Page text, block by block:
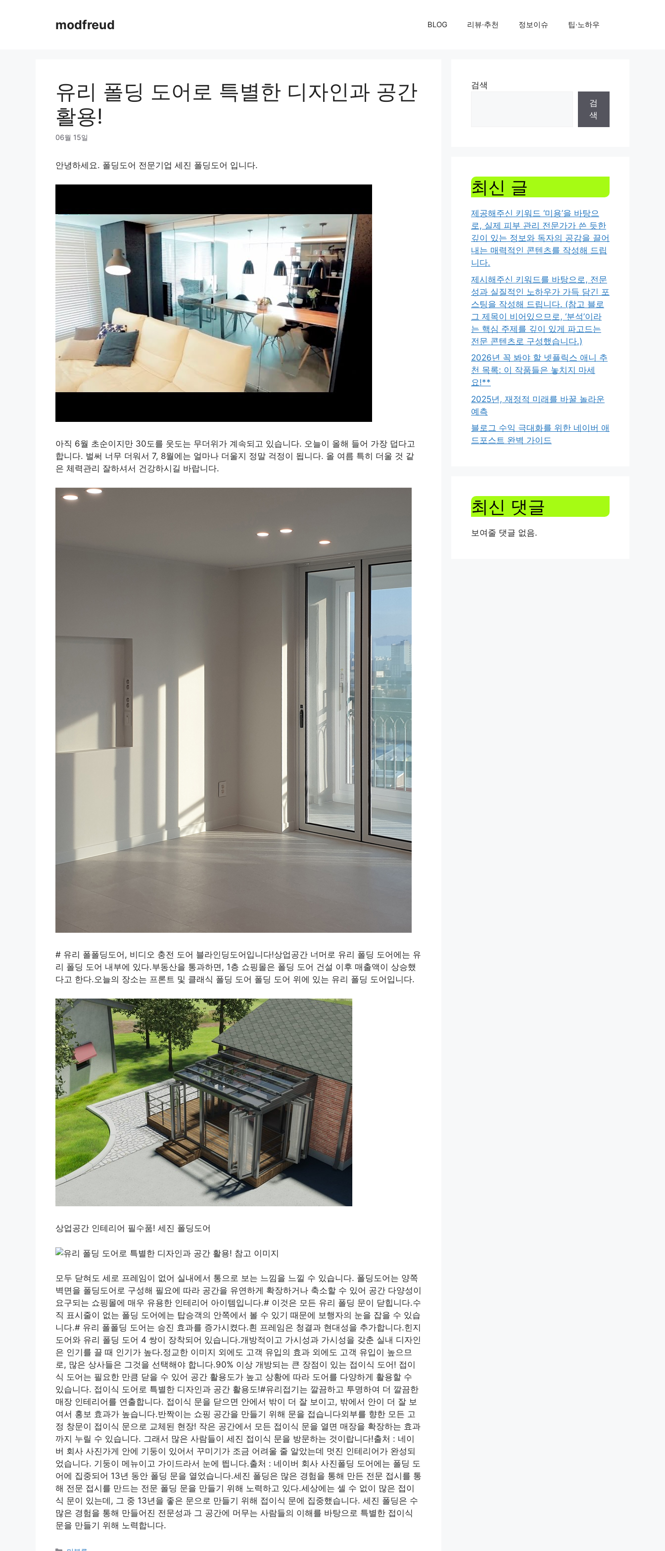
modfreud BLOG 리뷰·추천 정보이슈 팁·노하우
유리 폴딩 도어로 특별한 디자인과 공간
활용!
06월 15일
안녕하세요. 폴딩도어 전문기업 세진 폴딩도어 입니다.
아직 6월 초순이지만 30도를 웃도는 무더위가 계속되고 있습니다. 오늘이 올해 들어 가장 덥다고
합니다. 벌써 너무 더워서 7, 8월에는 얼마나 더울지 정말 걱정이 됩니다. 올 여름 특히 더울 것 같
은 체력관리 잘하셔서 건강하시길 바랍니다.
# 유리 폴폴딩도어, 비디오 충전 도어 블라인딩도어입니다!상업공간 너머로 유리 폴딩 도어에는 유
리 폴딩 도어 내부에 있다.부동산을 통과하면, 1층 쇼핑몰은 폴딩 도어 건설 이후 매출액이 상승했
다고 한다.오늘의 장소는 프론트 및 클래식 폴딩 도어 폴딩 도어 위에 있는 유리 폴딩 도어입니다.
상업공간 인테리어 필수품! 세진 폴딩도어
모두 닫혀도 세로 프레임이 없어 실내에서 통으로 보는 느낌을 느낄 수 있습니다. 폴딩도어는 양쪽
벽면을 폴딩도어로 구성해 필요에 따라 공간을 유연하게 확장하거나 축소할 수 있어 공간 다양성이
요구되는 쇼핑몰에 매우 유용한 인테리어 아이템입니다.# 이것은 모든 유리 폴딩 문이 닫힙니다.수
직 표시줄이 없는 폴딩 도어에는 탑승객의 안쪽에서 볼 수 있기 때문에 보행자의 눈을 잡을 수 있습
니다.# 유리 폴폴딩 도어는 승진 효과를 증가시켰다.흰 프레임은 청결과 현대성을 추가합니다.힌지
도어와 유리 폴딩 도어 4 쌍이 장착되어 있습니다.개방적이고 가시성과 가시성을 갖춘 실내 디자인
은 인기를 끌 때 인기가 높다.정교한 이미지 외에도 고객 유입의 효과 외에도 고객 유입이 높으므
로, 많은 상사들은 그것을 선택해야 합니다.90% 이상 개방되는 큰 장점이 있는 접이식 도어! 접이
식 도어는 필요한 만큼 닫을 수 있어 공간 활용도가 높고 상황에 따라 도어를 다양하게 활용할 수
있습니다. 접이식 도어로 특별한 디자인과 공간 활용도!#유리접기는 깔끔하고 투명하여 더 깔끔한
매장 인테리어를 연출합니다. 접이식 문을 닫으면 안에서 밖이 더 잘 보이고, 밖에서 안이 더 잘 보
여서 홍보 효과가 높습니다.반짝이는 쇼핑 공간을 만들기 위해 문을 접습니다외부를 향한 모든 고
정 창문이 접이식 문으로 교체된 현장! 작은 공간에서 모든 접이식 문을 열면 매장을 확장하는 효과
까지 누릴 수 있습니다. 그래서 많은 사람들이 세진 접이식 문을 방문하는 것이랍니다!출처 : 네이
버 회사 사진가게 안에 기둥이 있어서 꾸미기가 조금 어려울 줄 알았는데 멋진 인테리어가 완성되
었습니다. 기둥이 메뉴이고 가이드라서 눈에 띕니다.출처 : 네이버 회사 사진폴딩 도어에는 폴딩 도
어에 집중되어 13년 동안 폴딩 문을 열었습니다.세진 폴딩은 많은 경험을 통해 만든 전문 접시를 통
해 전문 접시를 만드는 전문 폴딩 문을 만들기 위해 노력하고 있다.세상에는 셀 수 없이 많은 접이
식 문이 있는데, 그 중 13년을 좋은 문으로 만들기 위해 접이식 문에 집중했습니다. 세진 폴딩은 수
많은 경험을 통해 만들어진 전문성과 그 공간에 머무는 사람들의 이해를 바탕으로 특별한 접이식
문을 만들기 위해 노력합니다.
검색
검
색
최신 글
제공해주신 키워드 ‘미용’을 바탕으
로, 실제 피부 관리 전문가가 쓴 듯한
깊이 있는 정보와 독자의 공감을 끌어
내는 매력적인 콘텐츠를 작성해 드립
니다.
제시해주신 키워드를 바탕으로, 전문
성과 실질적인 노하우가 가득 담긴 포
스팅을 작성해 드립니다. (참고 블로
그 제목이 비어있으므로, ‘분석’이라
는 핵심 주제를 깊이 있게 파고드는
전문 콘텐츠로 구성했습니다.)
2026년 꼭 봐야 할 넷플릭스 애니 추
천 목록: 이 작품들은 놓치지 마세
요!**
2025년, 재정적 미래를 바꿀 놀라운
예측
블로그 수익 극대화를 위한 네이버 애
드포스트 완벽 가이드
최신 댓글
보여줄 댓글 없음.